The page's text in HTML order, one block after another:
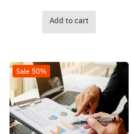
Add to cart
Sale 50%